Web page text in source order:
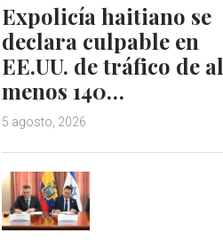
Expolicía haitiano se
declara culpable en
EE.UU. de tráfico de al
menos 140…
5 agosto, 2026